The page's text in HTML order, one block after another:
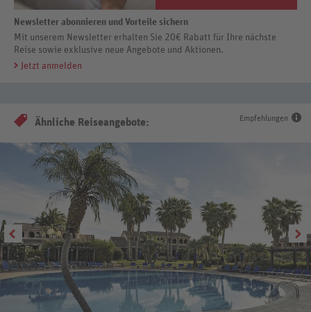
Newsletter abonnieren und Vorteile sichern
Mit unserem Newsletter erhalten Sie 20€ Rabatt für Ihre nächste
Reise sowie exklusive neue Angebote und Aktionen.
Jetzt anmelden
Empfehlungen
Ähnliche Reiseangebote: